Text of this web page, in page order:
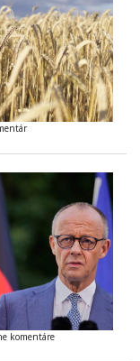
komentáre